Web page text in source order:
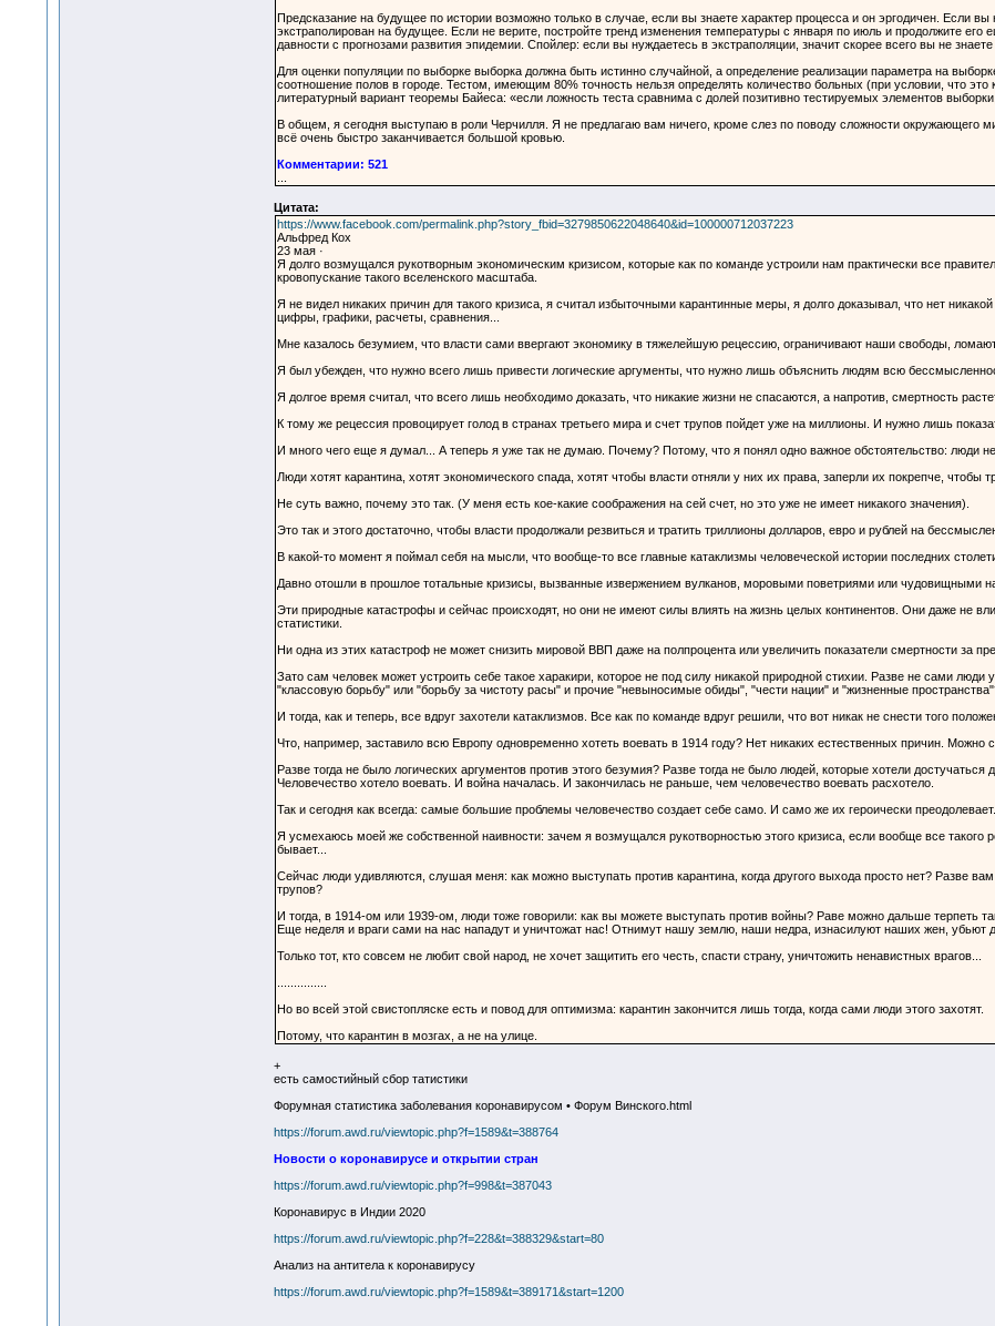
Предсказание на будущее по истории возможно только в случае, если вы знаете характер процесса и он эргодичен. Если
экстраполирован на будущее. Если не верите, постройте тренд изменения температуры с января по июль и продолжите
давности с прогнозами развития эпидемии. Спойлер: если вы нуждаетесь в экстраполяции, значит скорее всего вы не знаете
Для оценки популяции по выборке выборка должна быть истинно случайной, а определение реализации параметра на
соотношение полов в городе. Тестом, имеющим 80% точность нельзя определять количество больных (при условии, что
литературный вариант теоремы Байеса: «если ложность теста сравнима с долей позитивно тестируемых элементов
В общем, я сегодня выступаю в роли Черчилля. Я не предлагаю вам ничего, кроме слез по поводу сложности окружающего
всё очень быстро заканчивается большой кровью.
Комментарии: 521
Цитата:
https://www.facebook.com/permalink.php?story_fbid=3279850622048640&id=100000712037223
Альфред Кох
23 мая ·
Я долго возмущался рукотворным экономическим кризисом, которые как по команде устроили нам практически все
кровопускание такого вселенского масштаба.
Я не видел никаких причин для такого кризиса, я считал избыточными карантинные меры, я долго доказывал, что нет
цифры, графики, расчеты, сравнения...
Мне казалось безумием, что власти сами ввергают экономику в тяжелейшую рецессию, ограничивают наши свободы, ломают
Я был убежден, что нужно всего лишь привести логические аргументы, что нужно лишь объяснить людям всю
Я долгое время считал, что всего лишь необходимо доказать, что никакие жизни не спасаются, а напротив, смертность
К тому же рецессия провоцирует голод в странах третьего мира и счет трупов пойдет уже на миллионы. И нужно лишь
И много чего еще я думал... А теперь я уже так не думаю. Почему? Потому, что я понял одно важное обстоятельство: люди
Люди хотят карантина, хотят экономического спада, хотят чтобы власти отняли у них их права, заперли их покрепче, чтобы
Не суть важно, почему это так. (У меня есть кое-какие соображения на сей счет, но это уже не имеет никакого значения).
Это так и этого достаточно, чтобы власти продолжали резвиться и тратить триллионы долларов, евро и рублей на
В какой-то момент я поймал себя на мысли, что вообще-то все главные катаклизмы человеческой истории последних
Давно отошли в прошлое тотальные кризисы, вызванные извержением вулканов, моровыми поветриями или чудовищными
Эти природные катастрофы и сейчас происходят, но они не имеют силы влиять на жизнь целых континентов. Они даже не
статистики.
Ни одна из этих катастроф не может снизить мировой ВВП даже на полпроцента или увеличить показатели смертности за
Зато сам человек может устроить себе такое харакири, которое не под силу никакой природной стихии. Разве не сами
"классовую борьбу" или "борьбу за чистоту расы" и прочие "невыносимые обиды", "чести нации" и "жизненные
И тогда, как и теперь, все вдруг захотели катаклизмов. Все как по команде вдруг решили, что вот никак не снести того
Что, например, заставило всю Европу одновременно хотеть воевать в 1914 году? Нет никаких естественных причин. Можно
Разве тогда не было логических аргументов против этого безумия? Разве тогда не было людей, которые хотели
Человечество хотело воевать. И война началась. И закончилась не раньше, чем человечество воевать расхотело.
Так и сегодня как всегда: самые большие проблемы человечество создает себе само. И само же их героически преодолевает.
Я усмехаюсь моей же собственной наивности: зачем я возмущался рукотворностью этого кризиса, если вообще все
бывает...
Сейчас люди удивляются, слушая меня: как можно выступать против карантина, когда другого выхода просто нет? Разве
трупов?
И тогда, в 1914-ом или 1939-ом, люди тоже говорили: как вы можете выступать против войны? Раве можно дальше терпеть
Еще неделя и враги сами на нас нападут и уничтожат нас! Отнимут нашу землю, наши недра, изнасилуют наших жен, убьют
Только тот, кто совсем не любит свой народ, не хочет защитить его честь, спасти страну, уничтожить ненавистных врагов...
Но во всей этой свистопляске есть и повод для оптимизма: карантин закончится лишь тогда, когда сами люди этого захотят.
Потому, что карантин в мозгах, а не на улице.
+
есть самостийный сбор татистики
Форумная статистика заболевания коронавирусом • Форум Винского.html
https://forum.awd.ru/viewtopic.php?f=1589&t=388764
Новости о коронавирусе и открытии стран
https://forum.awd.ru/viewtopic.php?f=998&t=387043
Коронавирус в Индии 2020
https://forum.awd.ru/viewtopic.php?f=228&t=388329&start=80
Анализ на антитела к коронавирусу
https://forum.awd.ru/viewtopic.php?f=1589&t=389171&start=1200